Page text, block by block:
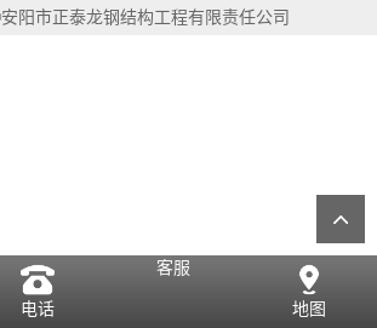
阳市正泰龙钢结构工程有限责任公司
电话
客服
地图